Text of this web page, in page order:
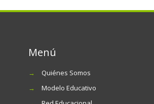
Menú
→
Quiénes Somos
→
Modelo Educativo